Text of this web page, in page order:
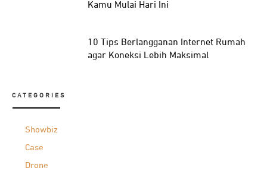
Kamu Mulai Hari Ini
10 Tips Berlangganan Internet Rumah
agar Koneksi Lebih Maksimal
CATEGORIES
Showbiz
Case
Drone